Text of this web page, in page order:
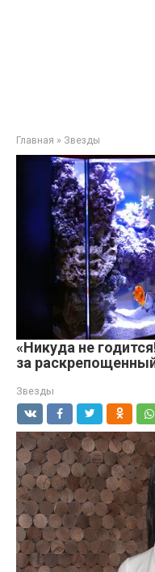
Главная » Звезды
«Никуда не
за
Звезды